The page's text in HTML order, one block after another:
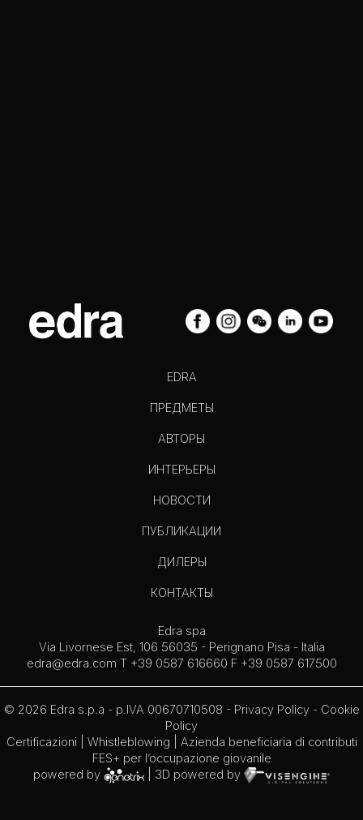
EDRA
ПРЕДМЕТЫ
АВТОРЫ
ИНТЕРЬЕРЫ
НОВОСТИ
ПУБЛИКАЦИИ
ДИЛЕРЫ
КОНТАКТЫ
Edra spa
Via Livornese Est, 106 56035 - Perignano Pisa - Italia
edra@edra.com T +39 0587 616660 F +39 0587 617500
© 2026 Edra s.p.a - p.IVA 00670710508 - Privacy Policy- Cookie
Policy
Certificazioni
Whistleblowing | Azienda beneficiaria di contributi
FES+ per l’occupazione giovanile
powered by
| 3D powered by